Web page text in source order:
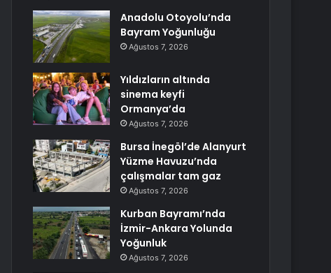
Anadolu Otoyolu’nda
Bayram Yoğunluğu
Ağustos 7, 2026
Yıldızların altında
sinema keyfi
Ormanya’da
Ağustos 7, 2026
Bursa İnegöl’de Alanyurt
Yüzme Havuzu’nda
çalışmalar tam gaz
Ağustos 7, 2026
Kurban Bayramı’nda
İzmir-Ankara Yolunda
Yoğunluk
Ağustos 7, 2026